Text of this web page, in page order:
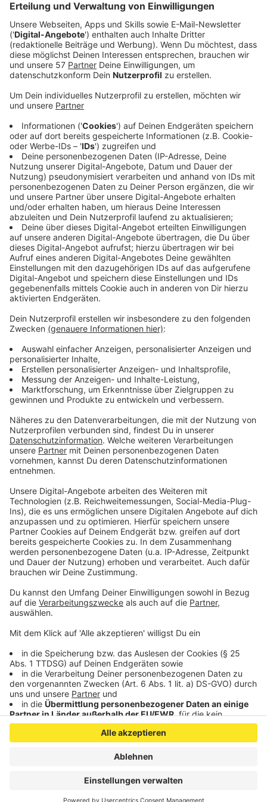
Streit:
Anti-Atomkraft-Initiativen wie"STOP Westcastor"
aus Jülich kritisieren das politische Hin und Her und
fordern mehr Sicherheit statt Kostenrechnungen.
Janna Dujesiefken von der Bürgerinitiative „Kein
Atommüll in Ahaus“: „Die Verantwortung für die 152
Jülicher Castoren ist auf verschiedenste Stellen wie
die NRW-Atomaufsicht, aber auch das Bundesfinanz-,
das Bundesforschungs- und das
Bundesumweltministerium sowie das BASE verteilt –
hier fehlt seit Jahren eine konsequente
Zusammenarbeit, um die Verursacher des Atommülls in
Jülich zu einem verantwortungsvollen Umgang zu
drängen. Stattdessen konnte das staatliche Jülicher
Atommüllunternehmen JEN jegliche Bemühungen für
ein neues Zwischenlager in Jülich unterlaufen und den
Abtransport des Atommülls vorantreiben.“
Die Initiativen weisen darauf hin, dass NRW-Grüne und
SPD sich gegenseitig für das „Castor-Debakel“
verantwortlich machen, während die CDU schweige
und Innenminister Reul auf den hohen Polizeibedarf
hinweise.
Das Bundesamt BASE will die
Transportgenehmigungen noch diesen Sommer
erteilen, heißt es.
ausstehende Transportgenehmigung bearbeitet,
müssten sich die Verantwortlichen eiligst
zusammensetzen und den sicheren Verbleib in Jülich
bis zur Endlagerung organisieren sowie mögliche
Ahauser Atommülllager entspreche nämlich nicht mehr
dem aktuellen Stand von Wissenschaft und Technik.
Die Initiativen kündigen neue Proteste an – unter
anderem soll am Tag nach Bekanntgabe der
Transportgenehmigung vorm Jülicher
Forschungszentrum ab 18 Uhr demonstriert werden.
Anzeige
Anzeige